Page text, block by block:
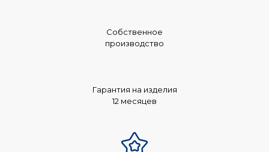
Собственное
производство
Гарантия на изделия
12 месяцев